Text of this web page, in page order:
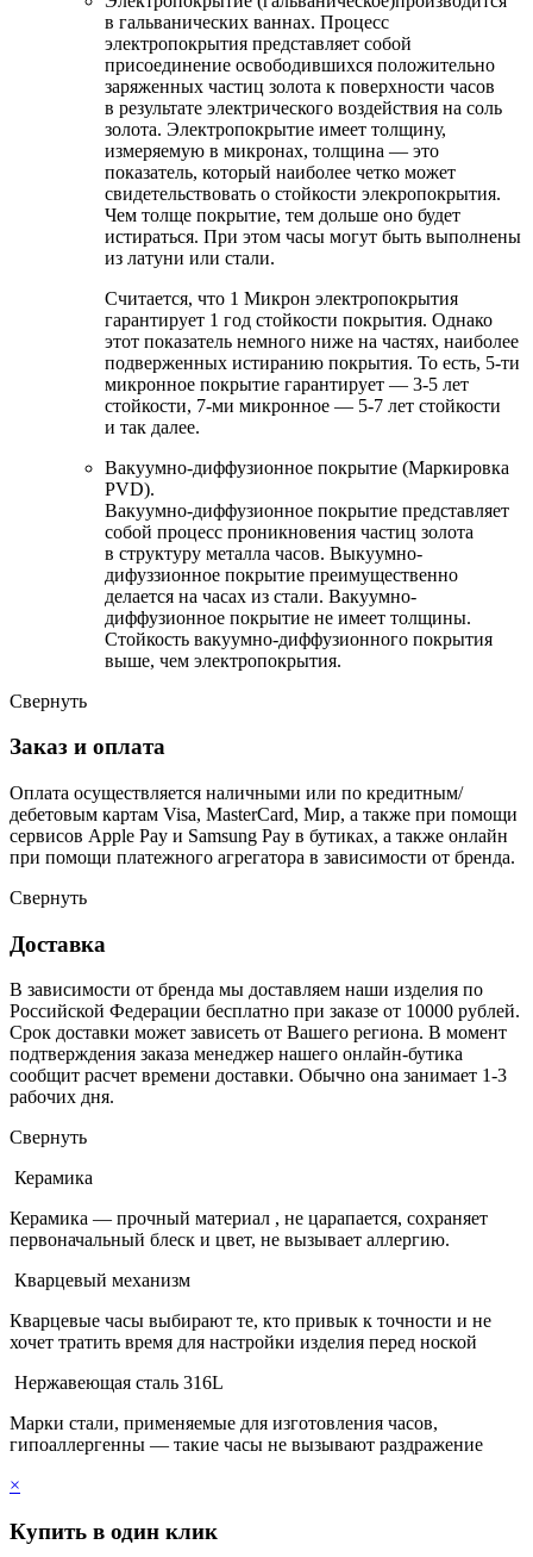
в гальванических ваннах. Процесс
электропокрытия представляет собой
присоединение освободившихся положительно
заряженных частиц золота к поверхности часов
в результате электрического воздействия на соль
золота. Электропокрытие имеет толщину,
измеряемую в микронах, толщина — это
показатель, который наиболее четко может
свидетельствовать о стойкости элекропокрытия.
Чем толще покрытие, тем дольше оно будет
истираться. При этом часы могут быть выполнены
из латуни или стали.
Считается, что 1 Микрон электропокрытия
гарантирует 1 год стойкости покрытия. Однако
этот показатель немного ниже на частях, наиболее
подверженных истиранию покрытия. То есть, 5-ти
микронное покрытие гарантирует — 3-5 лет
стойкости, 7-ми микронное — 5-7 лет стойкости
и так далее.
Вакуумно-диффузионное покрытие (Маркировка
PVD).
Вакуумно-диффузионное покрытие представляет
собой процесс проникновения частиц золота
в структуру металла часов. Выкуумно-
дифуззионное покрытие преимущественно
делается на часах из стали. Вакуумно-
диффузионное покрытие не имеет толщины.
Стойкость вакуумно-диффузионного покрытия
выше, чем электропокрытия.
Свернуть
Заказ и оплата
Оплата осуществляется наличными или по кредитным/
дебетовым картам Visa, MasterCard, Мир, а также при помощи
сервисов Apple Pay и Samsung Pay в бутиках, а также онлайн
при помощи платежного агрегатора в зависимости от бренда.
Свернуть
Доставка
В зависимости от бренда мы доставляем наши изделия по
Российской Федерации бесплатно при заказе от 10000 рублей.
Срок доставки может зависеть от Вашего региона. В момент
подтверждения заказа менеджер нашего онлайн-бутика
сообщит расчет времени доставки. Обычно она занимает 1-3
рабочих дня.
Свернуть
Керамика
Керамика — прочный материал , не царапается, сохраняет
первоначальный блеск и цвет, не вызывает аллергию.
Кварцевый механизм
Кварцевые часы выбирают те, кто привык к точности и не
хочет тратить время для настройки изделия перед ноской
Нержавеющая сталь 316L
Марки стали, применяемые для изготовления часов,
гипоаллергенны — такие часы не вызывают раздражение
×
Купить в один клик